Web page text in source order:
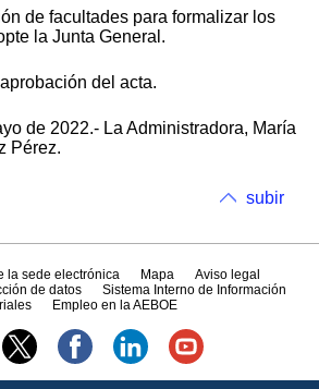
de facultades para formalizar los
la Junta General.
del acta.
de 2022.- La Administradora, María
Pérez.
subir
la sede electrónica Mapa
Aviso legal
de datos
Sistema Interno de Información
Empleo en la AEBOE